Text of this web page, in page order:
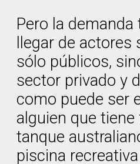
Pero la
llegar de
sólo públicos,
sector privado y
como puede ser
alguien que tiene
tanque
piscina